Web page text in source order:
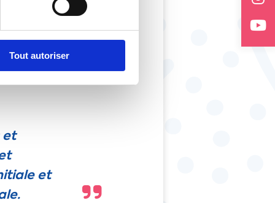
Tout autoriser
écologique
et
et